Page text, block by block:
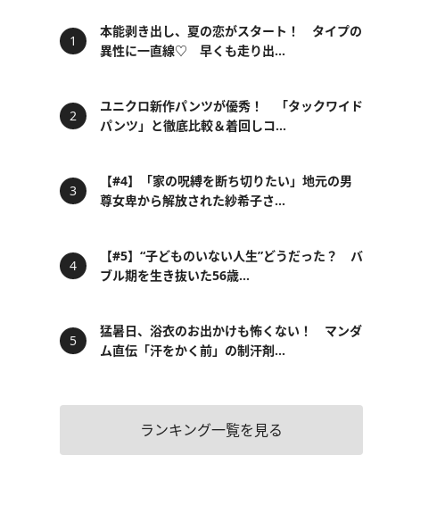
本能剥き出し、夏の恋がスタート！ タイプの
異性に一直線♡ 早くも走り出...
ユニクロ新作パンツが優秀！ 「タックワイド
パンツ」と徹底比較＆着回しコ...
【#4】「家の呪縛を断ち切りたい」地元の男
尊女卑から解放された紗希子さ...
【#5】“子どものいない人生”どうだった？ バ
ブル期を生き抜いた56歳...
猛暑日、浴衣のお出かけも怖くない！ マンダ
ム直伝「汗をかく前」の制汗剤...
ランキング一覧を見る